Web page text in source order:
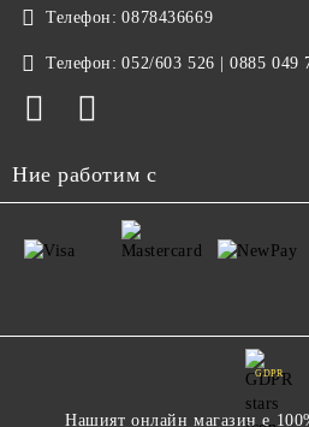
Телефон: 0878436669
Телефон: 052/603 526 | 0885 049
Ние работим с
GDPR
Нашият онлайн магазин е